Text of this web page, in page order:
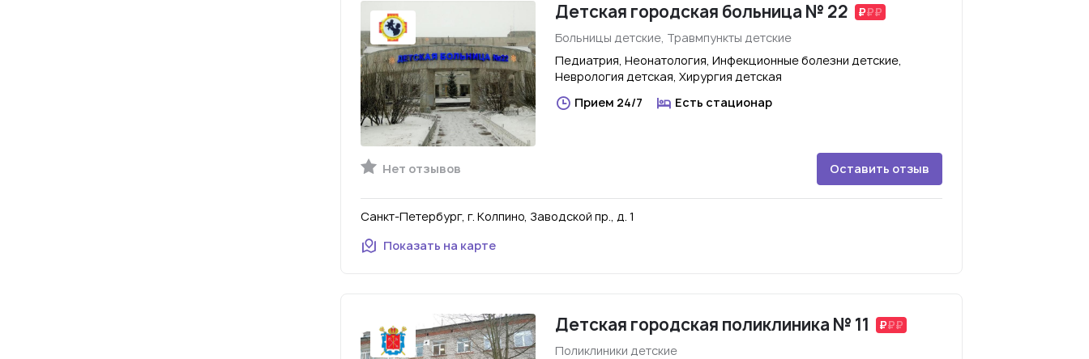
Детская городская больница № 22
Больницы детские, Травмпункты детские
Педиатрия, Неонатология, Инфекционные болезни детские,
Неврология детская, Хирургия детская
Прием 24/7
Есть стационар
Нет отзывов Оставить отзыв
Санкт-Петербург, г. Колпино, Заводской пр., д. 1
Показать на карте
Детская городская поликлиника № 11
Поликлиники детские